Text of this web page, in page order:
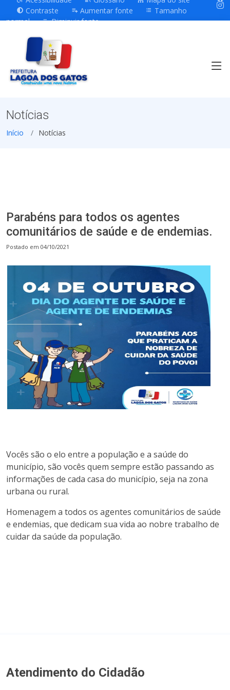
Contraste
Aumentar fonte
Tamanho
normal
Diminuir fonte
Notícias
Início Notícias
Parabéns para todos os agentes
comunitários de saúde e de endemias.
Postado em 04/10/2021
Vocês são o elo entre a população e a saúde do
município, são vocês quem sempre estão passando as
informações de cada casa do município, seja na zona
urbana ou rural.
Homenagem a todos os agentes comunitários de saúde
e endemias, que dedicam sua vida ao nobre trabalho de
cuidar da saúde da população.
Atendimento do Cidadão